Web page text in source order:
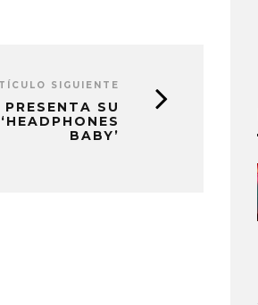
SIGUIENTE
SU
BABY’